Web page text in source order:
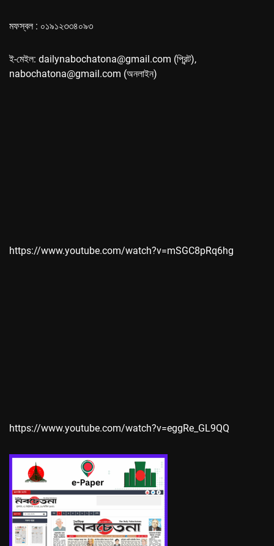
মফস্বল : ০১৯১২৩৩৪০৯৩
ই-মেইল: dailynabochatona@gmail.com (প্রিন্ট),
nabochatona@gmail.com (অনলাইন)
https://www.youtube.com/watch?v=mSGC8pRq6hg
https://www.youtube.com/watch?v=eggRe_GL9QQ